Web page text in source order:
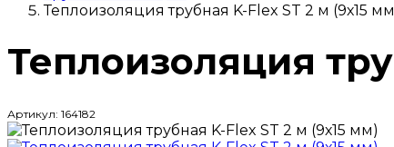
Теплоизоляция трубная K-Flex ST 2 м (9х15
Теплоизоляция
Артикул: 164182